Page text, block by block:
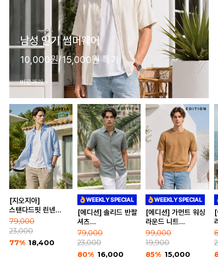
남성 인기 썸머웨어
10,000원/15,000원 특가
바로가기 >
[지오지아]
스탠다드핏 린넨
솔리드 긴팔 셔츠
(ABE2WC1103_A)
79,000
23,000
77% 18,400
[에디션] 솔리드 반팔
셔츠
(NEE2WC1953)
79,000
23,000
80% 16,000
[에디션] 가먼트 워싱
라운드 니트
(NED2ER1907)
99,000
19,900
85% 15,000